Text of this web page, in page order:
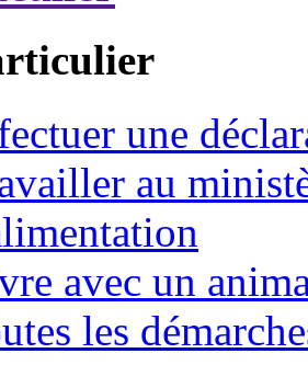
une
au
avec un
les